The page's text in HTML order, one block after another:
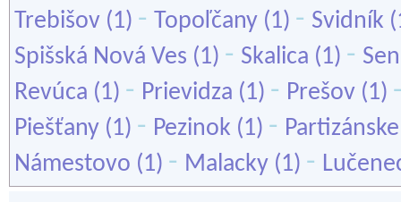
Trebišov (1) - Topoľčany (1) - Svidník
Spišská Nová Ves (1) - Skalica (1) -
Revúca (1) - Prievidza (1) - Prešov (1)
Piešťany (1) - Pezinok (1) - Partizánske
Námestovo (1) - Malacky (1) -